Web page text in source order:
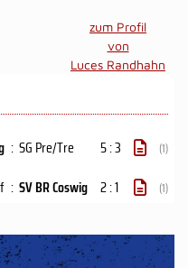
zum Profil
von
Luces Randhahn
: SG Pre/Tre 5 : 3 (1)
: SV BR Coswig 2 : 1 (1)